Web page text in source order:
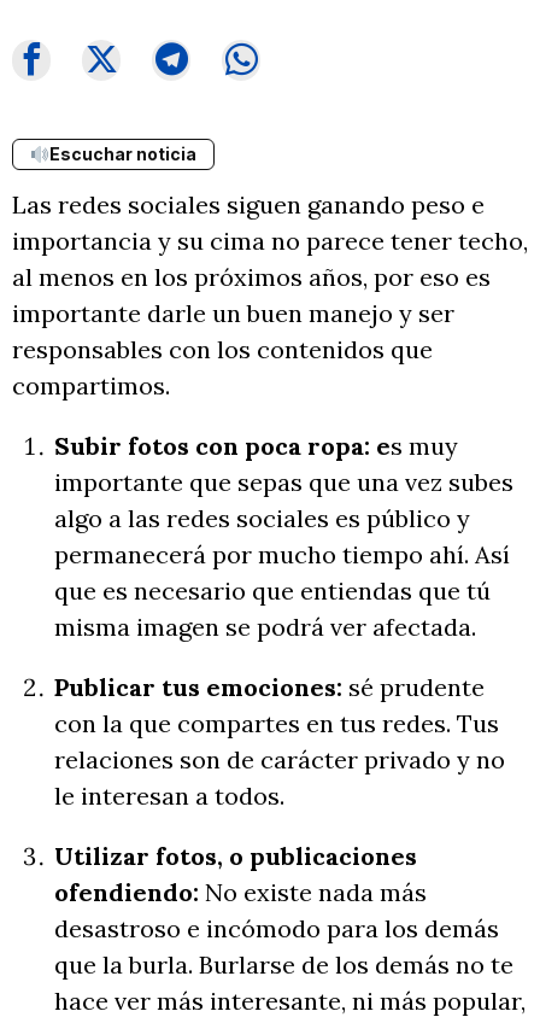
Escuchar noticia
Las redes sociales siguen ganando peso e
importancia y su cima no parece tener techo,
al menos en los próximos años, por eso es
importante darle un buen manejo y ser
responsables con los contenidos que
compartimos.
Subir fotos con poca ropa: es muy
importante que sepas que una vez subes
algo a las redes sociales es público y
permanecerá por mucho tiempo ahí. Así
que es necesario que entiendas que tú
misma imagen se podrá ver afectada.
Publicar tus emociones: sé prudente
con la que compartes en tus redes. Tus
relaciones son de carácter privado y no
le interesan a todos.
Utilizar fotos, o publicaciones
ofendiendo: No existe nada más
desastroso e incómodo para los demás
que la burla. Burlarse de los demás no te
hace ver más interesante, ni más popular,